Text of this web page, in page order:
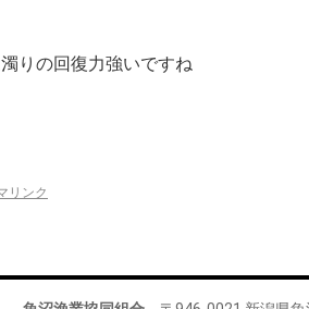
りの回復力強いですね
リンク